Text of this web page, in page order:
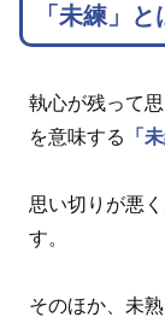
「未練」と
執心が残って
を意味する
「
思い切りが悪
す。
そのほか、未